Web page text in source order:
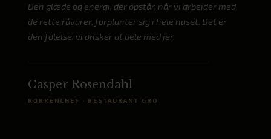
Den glæde og energi, der opstår, når vi arbejder med
de rette råvarer, forplanter sig i hele huset. Det er
den følelse, vi ønsker at dele med jer.
Casper Rosendahl
KØKKENCHEF · RESTAURANT GRO